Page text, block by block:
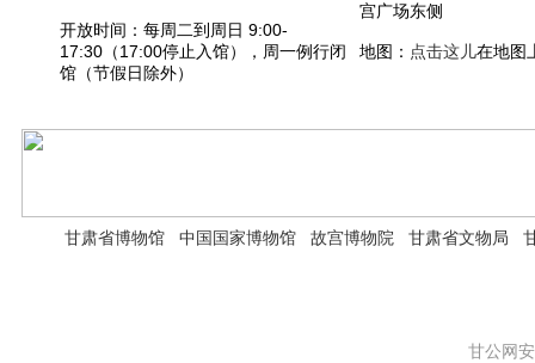
开放时间：每周二到周日 9:00-
17:30（17:00停止入馆），周一例行闭
馆（节假日除外）
宫广场东侧
地图： 点击这儿在地图
甘肃省博物馆 中国国家博物馆 故宫博物院 甘肃省文物局
甘公网